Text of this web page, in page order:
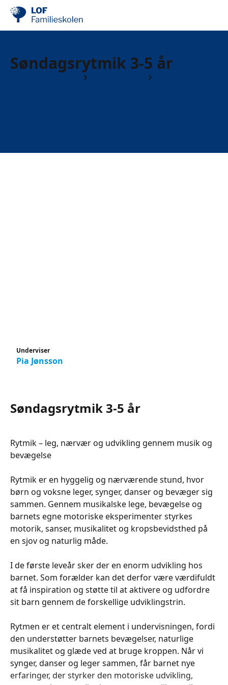
Søndagsrytmik 3-5 år
Underviser
Pia Jønsson
Søndagsrytmik 3-5 år
Rytmik – leg, nærvær og udvikling gennem musik og
bevægelse
Rytmik er en hyggelig og nærværende stund, hvor
børn og voksne leger, synger, danser og bevæger sig
sammen. Gennem musikalske lege, bevægelse og
barnets egne motoriske eksperimenter styrkes
motorik, sanser, musikalitet og kropsbevidsthed på
en sjov og naturlig måde.
I de første leveår sker der en enorm udvikling hos
barnet. Som forælder kan det derfor være værdifuldt
at få inspiration og støtte til at aktivere og udfordre
sit barn gennem de forskellige udviklingstrin.
Rytmen er et centralt element i undervisningen, fordi
den understøtter barnets bevægelser, naturlige
musikalitet og glæde ved at bruge kroppen. Når vi
synger, danser og leger sammen, får barnet nye
erfaringer, der styrker den motoriske udvikling,